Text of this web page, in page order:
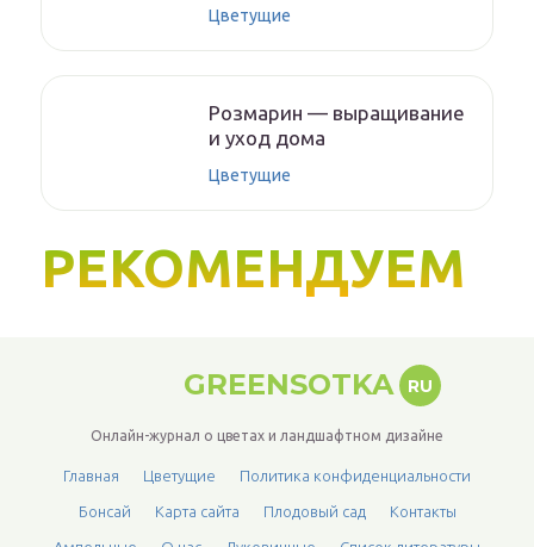
Цветущие
Розмарин — выращивание
и уход дома
Цветущие
РЕКОМЕНДУЕМ
GREENSOTKA RU
Онлайн-журнал о цветах и ландшафтном дизайне
Главная Цветущие Политика конфиденциальности
Бонсай Карта сайта Плодовый сад Контакты